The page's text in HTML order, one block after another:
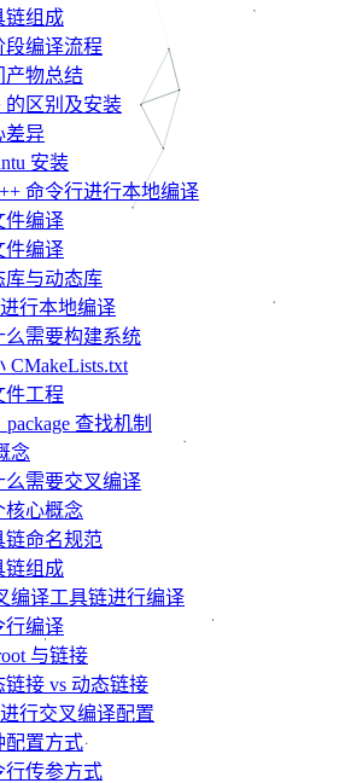
链组成
段编译流程
产物总结
的区别及安装
差异
安装
命令行进行本地编译
件编译
件编译
库与动态库
行本地编译
么需要构建系统
CMakeLists.txt
件工程
查找机制
念
么需要交叉编译
核心概念
链命名规范
链组成
编译工具链进行编译
行编译
与链接
链接 vs 动态链接
行交叉编译配置
配置方式
行传参方式